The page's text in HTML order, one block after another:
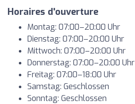
Horaires d'ouverture
Montag: 07:00–20:00 Uhr
Dienstag: 07:00–20:00 Uhr
Mittwoch: 07:00–20:00 Uhr
Donnerstag: 07:00–20:00 Uhr
Freitag: 07:00–18:00 Uhr
Samstag: Geschlossen
Sonntag: Geschlossen